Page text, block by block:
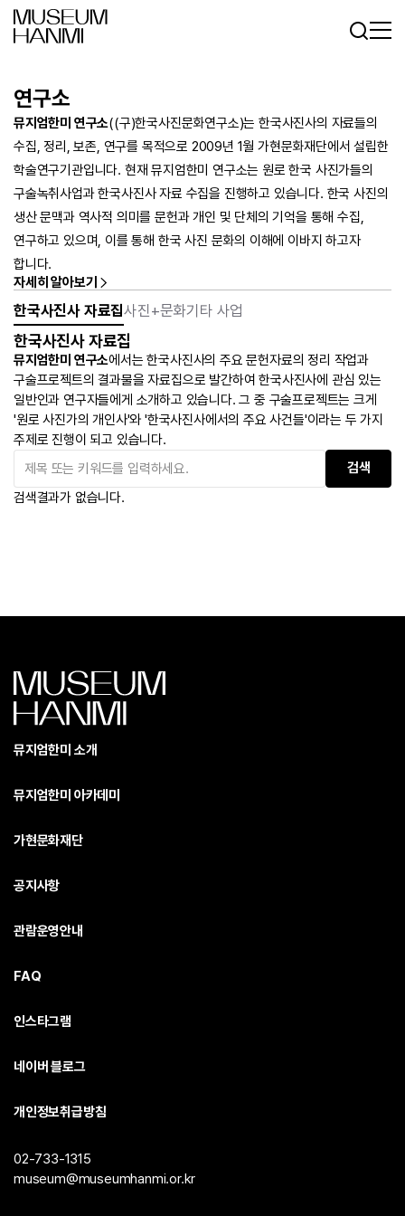
연구소
뮤지엄한미 연구소((구)한국사진문화연구소)는 한국사진사의 자료들의
수집, 정리, 보존, 연구를 목적으로 2009년 1월 가현문화재단에서 설립한
학술연구기관입니다. 현재 뮤지엄한미 연구소는 원로 한국 사진가들의
구술녹취사업과 한국사진사 자료 수집을 진행하고 있습니다. 한국 사진의
생산 문맥과 역사적 의미를 문헌과 개인 및 단체의 기억을 통해 수집,
연구하고 있으며, 이를 통해 한국 사진 문화의 이해에 이바지 하고자
합니다.
자세히 알아보기
한국사진사 자료집사진+문화기타 사업
한국사진사 자료집
뮤지엄한미 연구소에서는 한국사진사의 주요 문헌자료의 정리 작업과
구술프로젝트의 결과물을 자료집으로 발간하여 한국사진사에 관심 있는
일반인과 연구자들에게 소개하고 있습니다. 그 중 구술프로젝트는 크게
'원로 사진가의 개인사'와 '한국사진사에서의 주요 사건들'이라는 두 가지
주제로 진행이 되고 있습니다.
검색결과가 없습니다.
뮤지엄한미 소개
뮤지엄한미 아카데미
가현문화재단
공지사항
관람운영안내
FAQ
인스타그램
네이버 블로그
개인정보취급방침
02-733-1315
museum@museumhanmi.or.kr